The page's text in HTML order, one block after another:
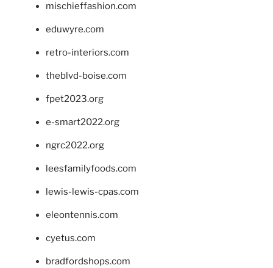
mischieffashion.com
eduwyre.com
retro-interiors.com
theblvd-boise.com
fpet2023.org
e-smart2022.org
ngrc2022.org
leesfamilyfoods.com
lewis-lewis-cpas.com
eleontennis.com
cyetus.com
bradfordshops.com